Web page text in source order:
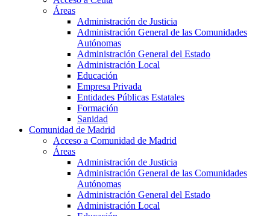
Áreas
Administración de Justicia
Administración General de las Comunidades
Autónomas
Administración General del Estado
Administración Local
Educación
Empresa Privada
Entidades Públicas Estatales
Formación
Sanidad
Comunidad de Madrid
Acceso a Comunidad de Madrid
Áreas
Administración de Justicia
Administración General de las Comunidades
Autónomas
Administración General del Estado
Administración Local